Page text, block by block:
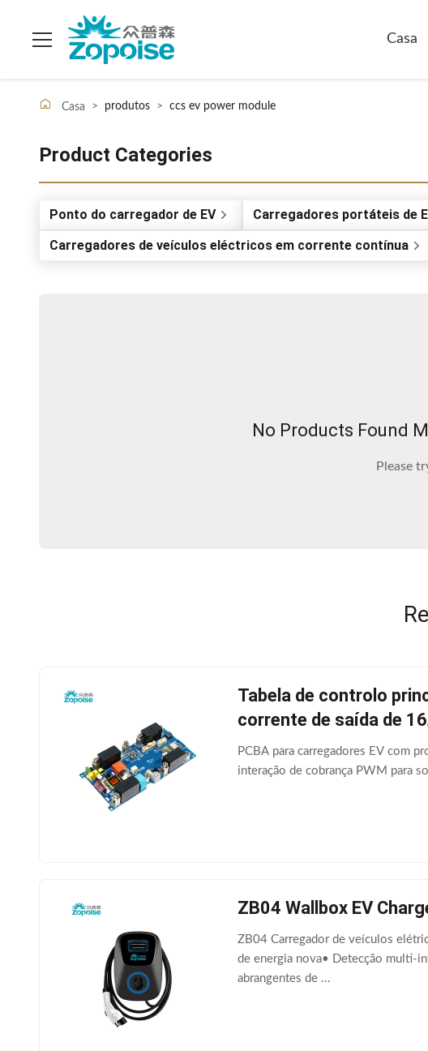
Casa
Casa > produtos > ccs ev power module
Product Categories
Ponto do carregador de EV Carregadores portáteis de
Carregadores de veículos eléctricos em corrente contínua
No Products Found
Please
Tabela de controlo
corrente de saída de
PCBA para carregadores EV com
interação de cobrança PWM para
ZB04 Wallbox EV
ZB04 Carregador de veículos
de energia nova• Detecção multi-
abrangentes de ...